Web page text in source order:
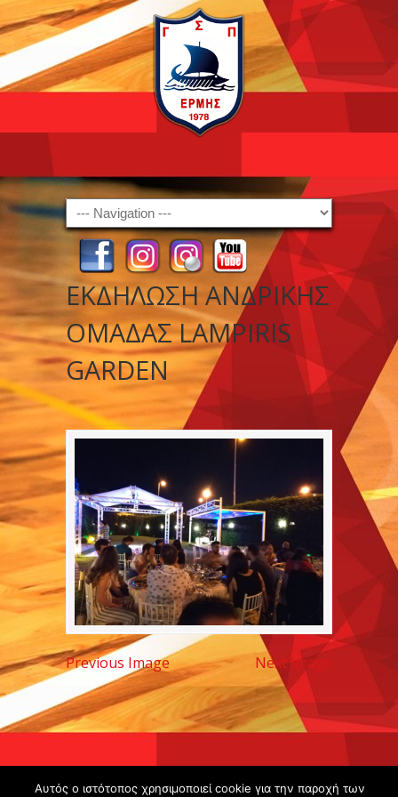
Navigation
ΕΚΔΗΛΩΣΗ ΑΝΔΡΙΚΗΣ
ΟΜΑΔΑΣ LAMPIRIS
GARDEN
Previous Image Next Image
Copyright ©
Αυτός ο ιστότοπος χρησιμοποιεί cookie για την παροχή των